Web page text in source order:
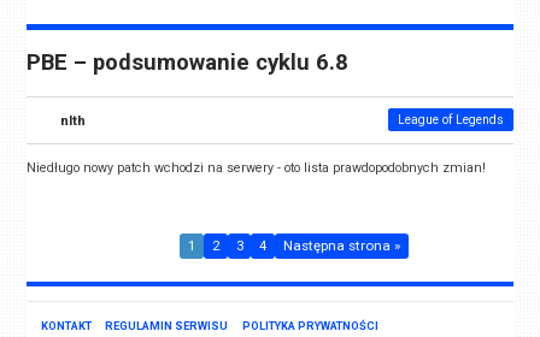
PBE – podsumowanie cyklu 6.8
nlth League of Legends
Niedługo nowy patch wchodzi na serwery - oto lista prawdopodobnych zmian!
1 2 3 4 Następna strona »
KONTAKT REGULAMIN SERWISU POLITYKA PRYWATNOŚCI